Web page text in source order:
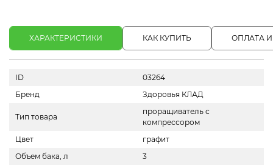
ХАРАКТЕРИСТИКИ КАК КУПИТЬ ОПЛАТА
ID
03264
Бренд
Здоровья КЛАД
Тип товара
проращиватель с
компрессором
Цвет
графит
Объем бака, л
3